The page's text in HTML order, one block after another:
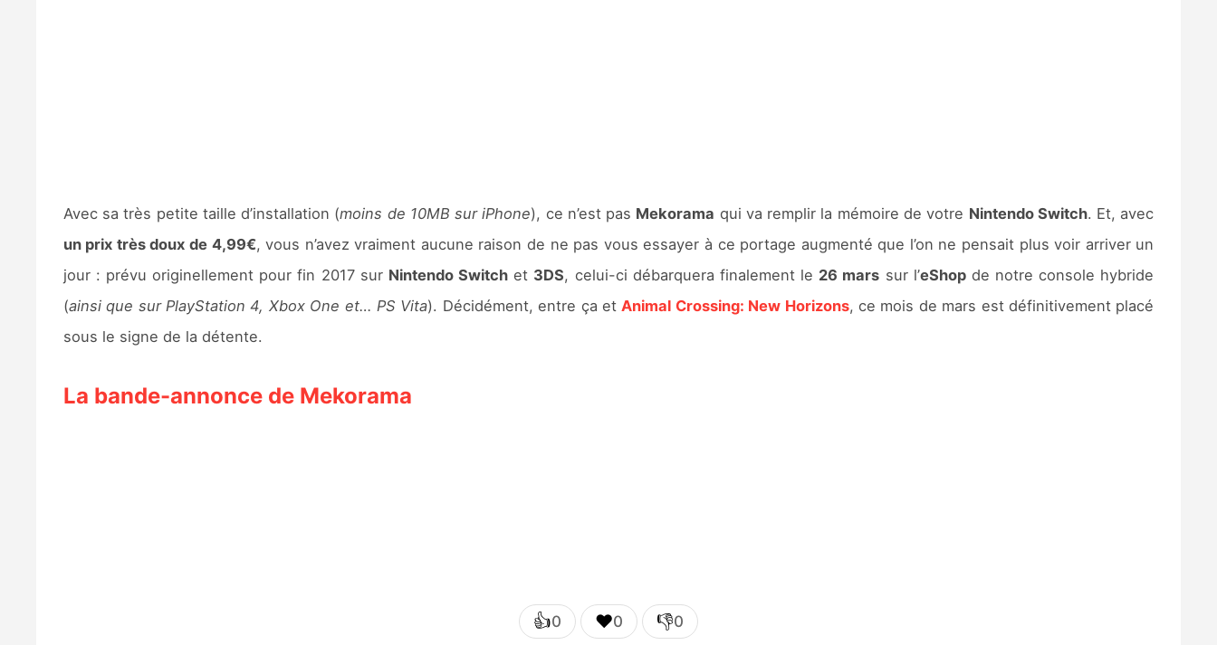
Avec sa très petite taille d’installation (moins de 10MB sur iPhone), ce n’est pas Mekorama qui va remplir la mémoire de votre Nintendo Switch. Et, avec
un prix très doux de 4,99€, vous n’avez vraiment aucune raison de ne pas vous essayer à ce portage augmenté que l’on ne pensait plus voir arriver un
jour : prévu originellement pour fin 2017 sur Nintendo Switch et 3DS, celui-ci débarquera finalement le 26 mars sur l’eShopde notre console hybride
(ainsi que sur PlayStation 4, Xbox One et… PS Vita). Décidément, entre ça et Animal Crossing: New Horizons, ce mois de mars est définitivement placé
sous le signe de la détente.
La bande-annonce de Mekorama
👍0 ❤️0 👎0